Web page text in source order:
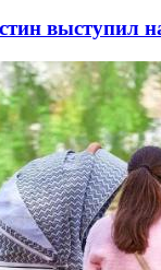
выступил на